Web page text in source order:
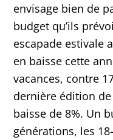
envisage bien de
budget qu’ils
escapade estivale
en baisse cette
vacances, contre
dernière édition
baisse de 8%. Un
générations, les